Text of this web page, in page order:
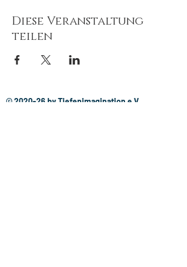
Diese Veranstaltung
teilen
© 2020-26 byTiefenimagination e.V.